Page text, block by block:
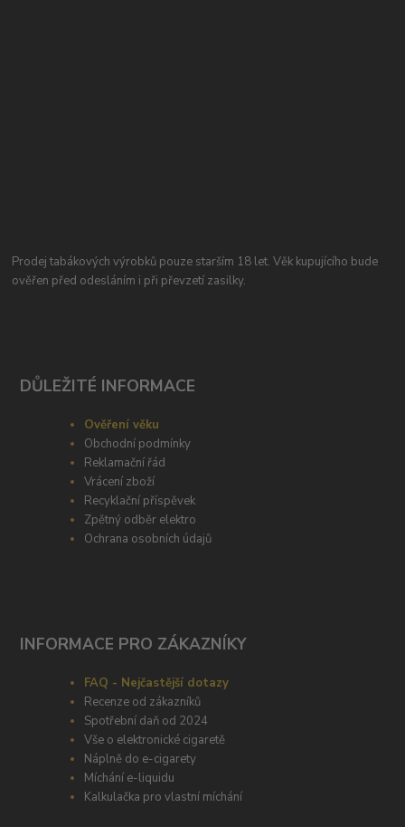
Prodej tabákových výrobků pouze starším 18 let. Věk kupujícího bude
ověřen před odesláním i při převzetí zasilky.
DŮLEŽITÉ INFORMACE
Ověření věku
Obchodní podmínky
Reklamační řád
Vrácení zboží
Recyklační příspěvek
Zpětný odběr elektro
Ochrana osobních údajů
INFORMACE PRO ZÁKAZNÍKY
FAQ - Nejčastější dotazy
Recenze od zákazníků
Spotřební daň od 2024
Vše o elektronické cigaretě
Náplně do e-cigarety
Míchání e-liquidu
Kalkulačka pro vlastní míchání